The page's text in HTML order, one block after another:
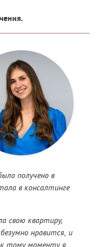
получено в
в консалтинге
свою квартиру,
нравится, и
к тому моменту я